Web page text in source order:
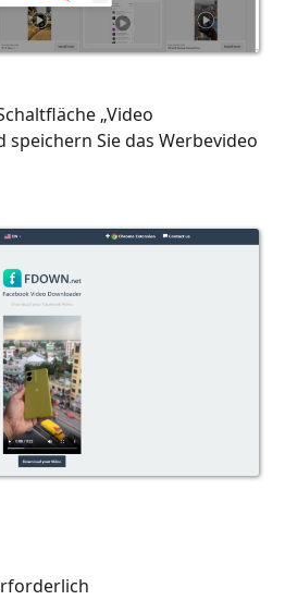
„Video
speichern Sie das Werbevideo